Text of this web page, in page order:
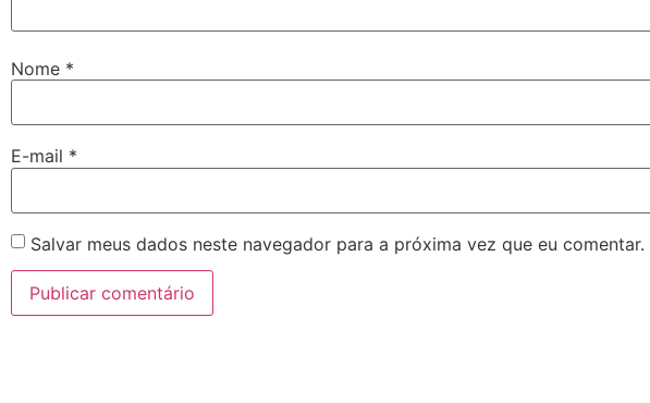
Nome *
E-mail *
Salvar meus dados neste navegador para a próxima vez que eu comentar.